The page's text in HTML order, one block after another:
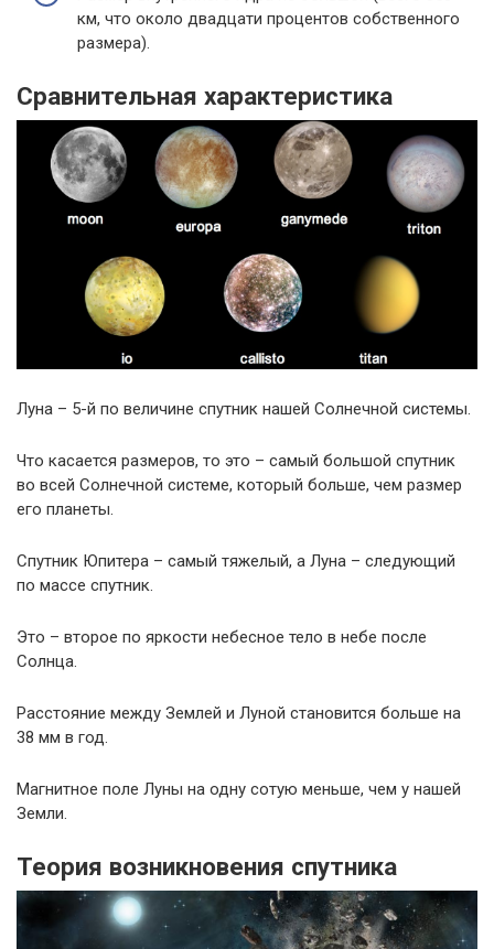
км, что около двадцати процентов собственного
размера).
Сравнительная характеристика
Луна – 5-й по величине спутник нашей Солнечной системы.
Что касается размеров, то это – самый большой спутник
во всей Солнечной системе, который больше, чем размер
его планеты.
Спутник Юпитера – самый тяжелый, а Луна – следующий
по массе спутник.
Это – второе по яркости небесное тело в небе после
Солнца.
Расстояние между Землей и Луной становится больше на
38 мм в год.
Магнитное поле Луны на одну сотую меньше, чем у нашей
Земли.
Теория возникновения спутника